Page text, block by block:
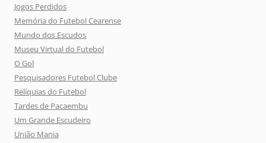
Jogos Perdidos
Memória do Futebol Cearense
Mundo dos Escudos
Museu Virtual do Futebol
O Gol
Pesquisadores Futebol Clube
Relíquias do Futebol
Tardes de Pacaembu
Um Grande Escudeiro
União Mania